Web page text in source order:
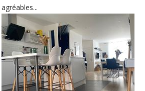
agréables...